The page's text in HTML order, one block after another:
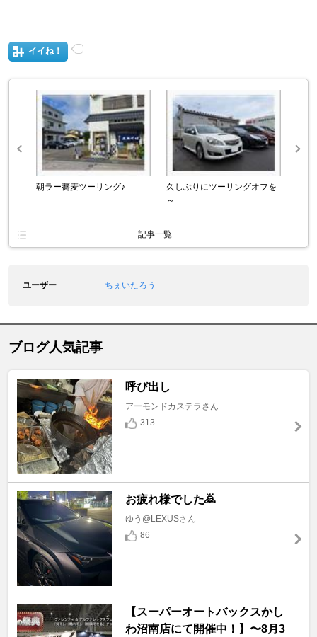
イイね！
朝ラー蕎麦ツーリング♪
久しぶりにツーリングオフを
～
記事一覧
ユーザー ちぇいたろう
ブログ人気記事
呼び出し
アーモンドカステラさん
313
お疲れ様でした🙇
ゆう@LEXUSさん
86
【スーパーオートバックスかし
わ沼南店にて開催中！】〜8月3